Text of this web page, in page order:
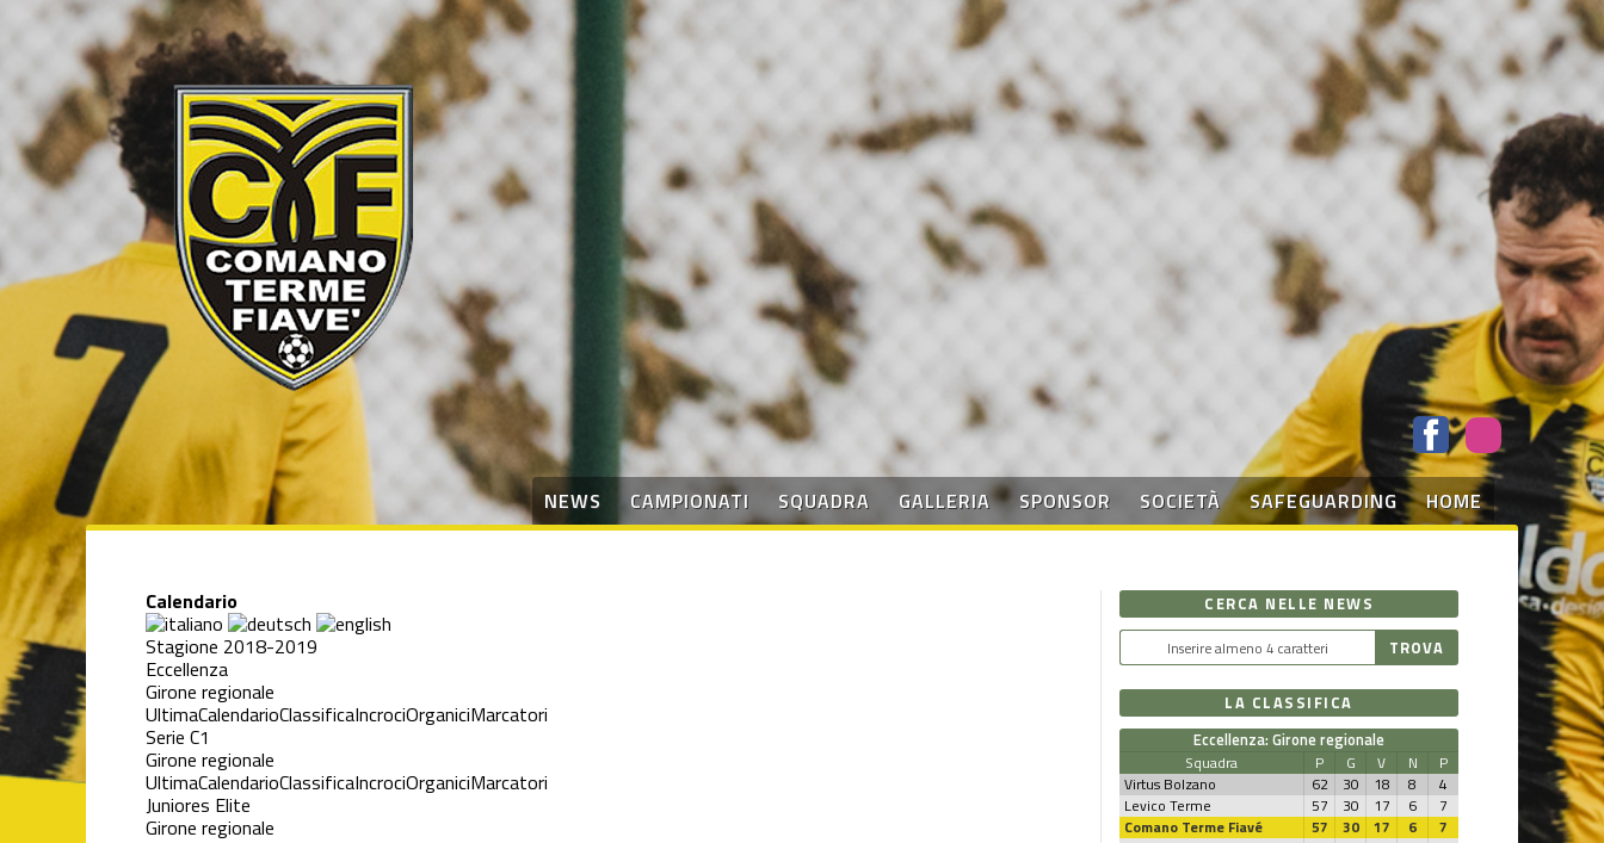
NEWS CAMPIONATI SQUADRA GALLERIA SPONSOR SOCIETÀ SAFEGUARDING HOME
Calendario
Stagione 2018-2019
Eccellenza
Girone regionale
UltimaCalendarioClassificaIncrociOrganiciMarcatori
Serie C1
Girone regionale
UltimaCalendarioClassificaIncrociOrganiciMarcatori
Juniores Elite
Girone regionale
CERCA NELLE NEWS
LA CLASSIFICA
Eccellenza: Girone regionale
Squadra P G V N
P
Virtus Bolzano
62 30 18 8
4
Levico Terme
57 30 17 6
7
Comano Terme Fiavé
57 30 17 6
7